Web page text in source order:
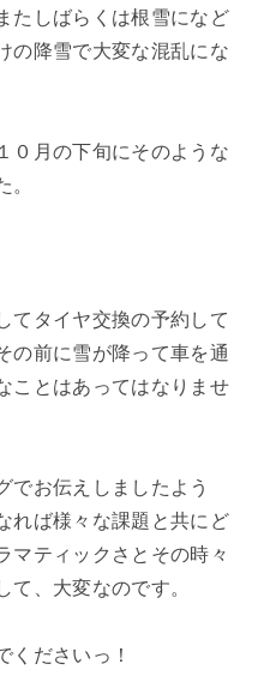
たしばらくは根雪になど
の降雪で大変な混乱にな
０月の下旬にそのような
。
てタイヤ交換の予約して
の前に雪が降って車を通
ことはあってはなりませ
でお伝えしましたよう
れば様々な課題と共にど
マティックさとその時々
て、大変なのです。
くださいっ！